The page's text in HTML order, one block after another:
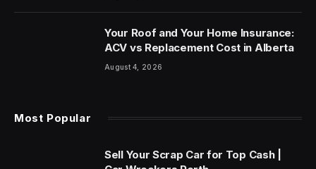
Your Roof and Your Home Insurance:
ACV vs Replacement Cost in Alberta
August 4, 2026
Most Popular
Sell Your Scrap Car for Top Cash |